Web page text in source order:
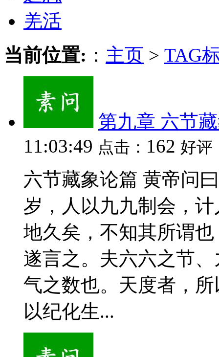
羌活
当前位置: ： 主页 > TAG
第九章 六节
11:03:49 点击： 162 好评
六节藏象论篇 黄帝问
岁，人以九九制会，
地久矣，不知其所谓
遂言之。夫六六之节
气之数也。天度者，
以纪化生...